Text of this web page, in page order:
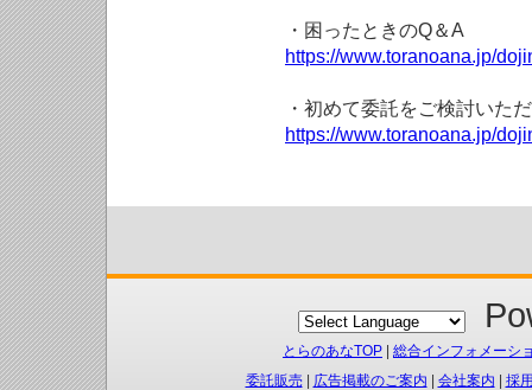
・困ったときのQ＆A
https://www.toranoana.jp/
・初めて委託をご検討いた
https://www.toranoana.jp/
とらのあなTOP
総合インフォメーシ
委託販売| 広告掲載のご案内 会社案内 採